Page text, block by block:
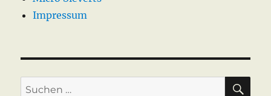
Impressum
Suche